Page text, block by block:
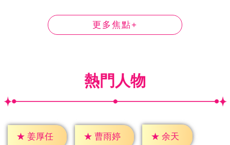
更多焦點+
熱門人物
★ 姜厚任 ★ 曹雨婷 ★ 余天